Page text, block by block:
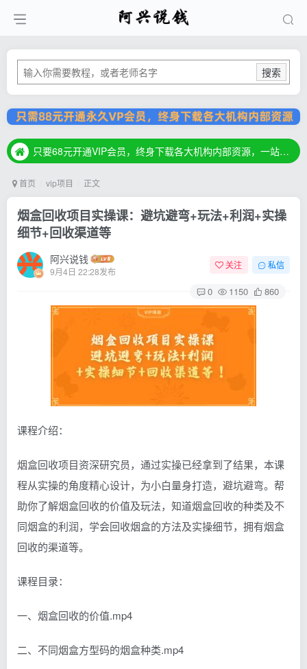
搜索
只要68元开通VIP会员，终身下载各大机构内部资源，一站式草根创业基地，最新最强网赚教程大全，小投入，大回报！
只要68元开通VIP会员，终身下载各大机构内部资源，一站式草根创业基地，最新最强网赚教程大全，小投入，大回报！
首页 vip项目 正文
烟盒回收项目实操课：避坑避弯+玩法+利润+实操
细节+回收渠道等
阿兴说钱
9月4日 22:28发布
关注 私信
0 1150 860
课程介绍：
烟盒回收项目资深研究员，通过实操已经拿到了结果，本课
程从实操的角度精心设计，为小白量身打造，避坑避弯。帮
助你了解烟盒回收的价值及玩法，知道烟盒回收的种类及不
同烟盒的利润，学会回收烟盒的方法及实操细节，拥有烟盒
回收的渠道等。
课程目录：
一、烟盒回收的价值.mp4
二、不同烟盒方型码的烟盒种类.mp4